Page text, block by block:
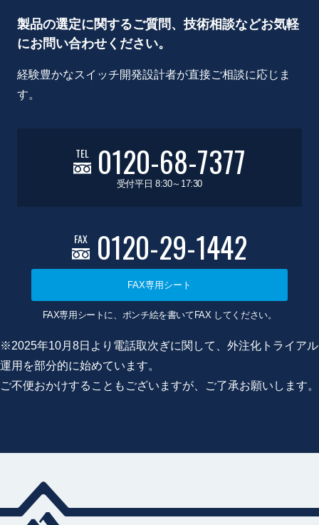
製品の選定に関するご質問、技術相談などお気軽
にお問い合わせください。
経験豊かなスイッチ開発設計者が直接ご相談に応じま
す。
TEL 0120-68-7377
受付平日 8:30～17:30
FAX 0120-29-1442
FAX専用シート
FAX専用シートに、ポンチ絵を書いてFAX してください。
※2025年10月8日より電話取次ぎに関して、外注化トライアル
運用を部分的に始めています。
ご不便おかけすることもございますが、ご了承お願いします。